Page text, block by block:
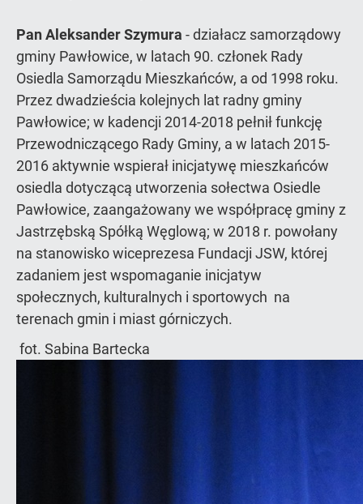
Pan Aleksander Szymura - działacz samorządowy
gminy Pawłowice, w latach 90. członek Rady
Osiedla Samorządu Mieszkańców, a od 1998 roku.
Przez dwadzieścia kolejnych lat radny gminy
Pawłowice; w kadencji 2014-2018 pełnił funkcję
Przewodniczącego Rady Gminy, a w latach 2015-
2016 aktywnie wspierał inicjatywę mieszkańców
osiedla dotyczącą utworzenia sołectwa Osiedle
Pawłowice, zaangażowany we współpracę gminy z
Jastrzębską Spółką Węglową; w 2018 r. powołany
na stanowisko wiceprezesa Fundacji JSW, której
zadaniem jest wspomaganie inicjatyw
społecznych, kulturalnych i sportowych na
terenach gmin i miast górniczych.
fot. Sabina Bartecka